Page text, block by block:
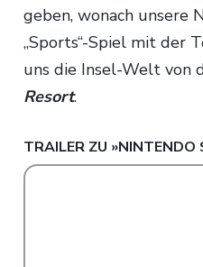
geben, wonach unsere
„Sports“-Spiel mit der
uns die Insel-Welt von
Resort.
TRAILER ZU »NINTENDO